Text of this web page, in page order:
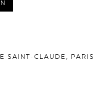
SAINT-CLAUDE, PARIS